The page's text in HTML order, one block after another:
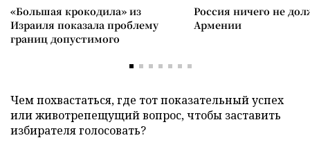
«Большая крокодила» из
Израиля показала проблему
границ допустимого
Россия ничего не
Армении
Чем похвастаться, где тот показательный успех
или животрепещущий вопрос, чтобы заставить
избирателя голосовать?